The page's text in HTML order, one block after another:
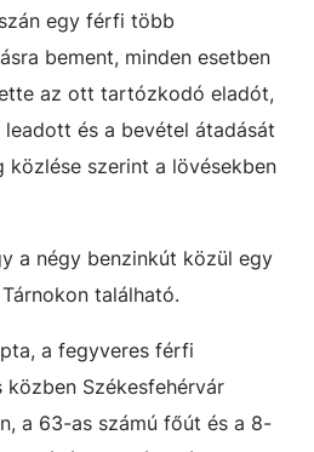
egy férfi több
bement, minden esetben
az ott tartózkodó eladót,
és a bevétel átadását
közlése szerint a lövésekben
a négy benzinkút közül egy
található.
a fegyveres férfi
közben Székesfehérvár
a 63-as számú főút és a 8-